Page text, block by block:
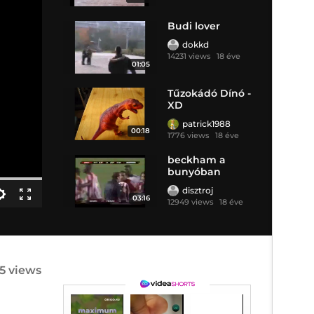
01:05
Budi lover
dokkd
14231 views 18 éve
00:18
Tűzokádó Dínó -
XD
patrick1988
1776 views 18 éve
03:16
beckham a
bunyóban
disztroj
12949 views 18 éve
views